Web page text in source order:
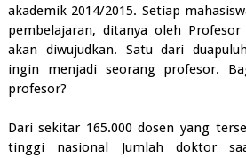
akademik 2014/2015. Setiap
pembelajaran, ditanya oleh
akan diwujudkan. Satu dari
ingin menjadi seorang profesor.
profesor?
Dari sekitar 165.000 dosen yang
tinggi nasional Jumlah doktor